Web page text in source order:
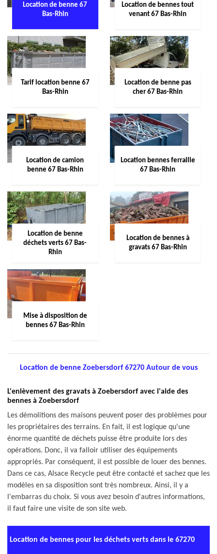
Location de benne 67
Bas-Rhin
Location de bennes tout
venant 67 Bas-Rhin
Tarif location benne 67
Bas-Rhin
Location de benne pas
cher 67 Bas-Rhin
Location de camion
benne 67 Bas-Rhin
Location bennes ferraille
67 Bas-Rhin
Location de benne
déchets verts 67 Bas-
Rhin
Location de bennes à
gravats 67 Bas-Rhin
Mise à disposition de
bennes 67 Bas-Rhin
Location de benne Zoebersdorf 67270 Autour de vous
L'enlèvement des gravats à Zoebersdorf avec l'aide des
bennes à Zoebersdorf
Les démolitions des maisons peuvent poser des problèmes pour
les propriétaires des terrains. En fait, il est logique qu'une
énorme quantité de déchets puisse être produite lors des
opérations. Donc, il va falloir utiliser des équipements
appropriés. Par conséquent, il est possible de louer des bennes.
Dans ce cas, Alsace Recycle peut être contacté et sachez que les
modèles en sa disposition sont très nombreux. Ainsi, il y a
l'embarras du choix. Si vous avez besoin d'autres informations,
il faut faire une visite de son site web.
Location de bennes pour les déchets verts dans le 67270